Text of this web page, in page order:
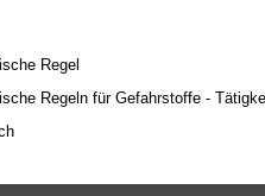
Regel
Regeln für Gefahrstoffe -